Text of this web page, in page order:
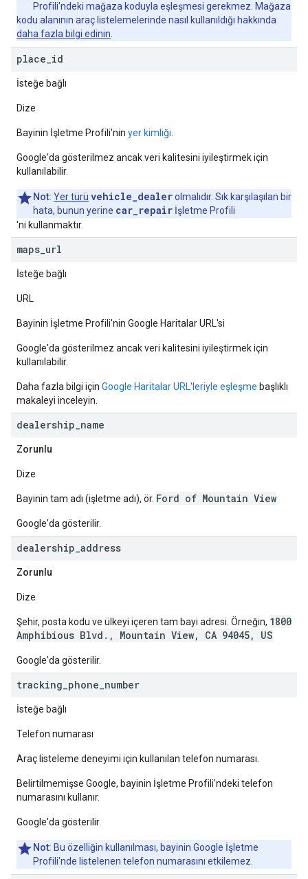
Profili'ndeki mağaza koduyla eşleşmesi gerekmez. Mağaza
kodu alanının araç listelemelerinde nasıl kullanıldığı hakkında
daha fazla bilgi edinin
place id
İsteğe bağlı
Dize
Bayinin İşletme Profili'nin yer kimliği
Google'da gösterilmez ancak veri kalitesini iyileştirmek için
kullanılabilir.
Not: Yer türü vehicle_dealerolmalıdır. Sık karşılaşılan bir
hata, bunun yerine car_repair İşletme Profili
'ni kullanmaktır.
maps url
İsteğe bağlı
URL
Bayinin İşletme Profili'nin Google Haritalar URL'si
Google'da gösterilmez ancak veri kalitesini iyileştirmek için
kullanılabilir.
Daha fazla bilgi için Google Haritalar URL'leriyle eşleşme başlıklı
makaleyi inceleyin.
dealership name
Zorunlu
Dize
Bayinin tam adı (işletme adı), ör. Ford of Mountain View
Google'da gösterilir.
dealership address
Zorunlu
Dize
Şehir, posta kodu ve ülkeyi içeren tam bayi adresi. Örneğin, 1800
Amphibious Blvd., Mountain View, CA 94045, US
Google'da gösterilir.
tracking phone number
İsteğe bağlı
Telefon numarası
Araç listeleme deneyimi için kullanılan telefon numarası.
Belirtilmemişse Google, bayinin İşletme Profili'ndeki telefon
numarasını kullanır.
Google'da gösterilir.
Not: Bu özelliğin kullanılması, bayinin Google İşletme
Profili'nde listelenen telefon numarasını etkilemez.